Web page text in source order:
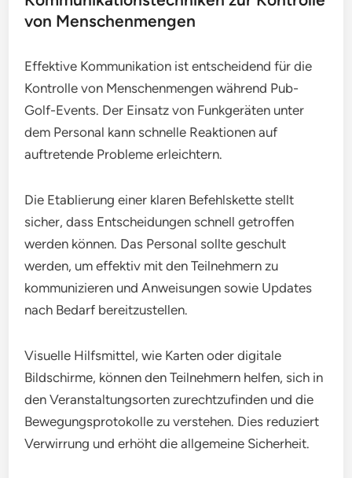
von Menschenmengen
Effektive Kommunikation ist entscheidend für die
Kontrolle von Menschenmengen während Pub-
Golf-Events. Der Einsatz von Funkgeräten unter
dem Personal kann schnelle Reaktionen auf
auftretende Probleme erleichtern.
Die Etablierung einer klaren Befehlskette stellt
sicher, dass Entscheidungen schnell getroffen
werden können. Das Personal sollte geschult
werden, um effektiv mit den Teilnehmern zu
kommunizieren und Anweisungen sowie Updates
nach Bedarf bereitzustellen.
Visuelle Hilfsmittel, wie Karten oder digitale
Bildschirme, können den Teilnehmern helfen, sich in
den Veranstaltungsorten zurechtzufinden und die
Bewegungsprotokolle zu verstehen. Dies reduziert
Verwirrung und erhöht die allgemeine Sicherheit.